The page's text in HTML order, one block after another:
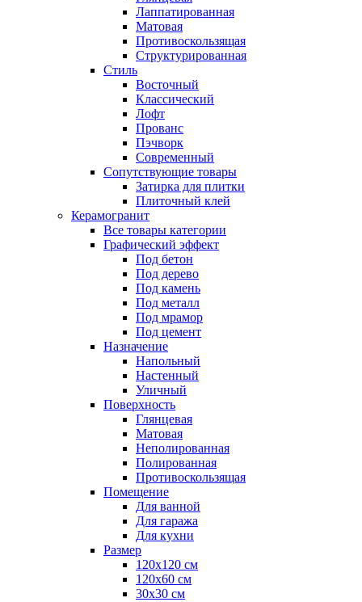
Лаппатированная
Матовая
Противоскользящая
Структурированная
Стиль
Восточный
Классический
Лофт
Прованс
Пэчворк
Современный
Сопутствующие товары
Затирка для плитки
Плиточный клей
Керамогранит
Все товары категории
Графический эффект
Под бетон
Под дерево
Под камень
Под металл
Под мрамор
Под цемент
Назначение
Напольный
Настенный
Уличный
Поверхность
Глянцевая
Матовая
Неполированная
Полированная
Противоскользящая
Помещение
Для ванной
Для гаража
Для кухни
Размер
120x120 см
120x60 см
30x30 см